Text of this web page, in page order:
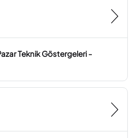
Teknik Göstergeleri -